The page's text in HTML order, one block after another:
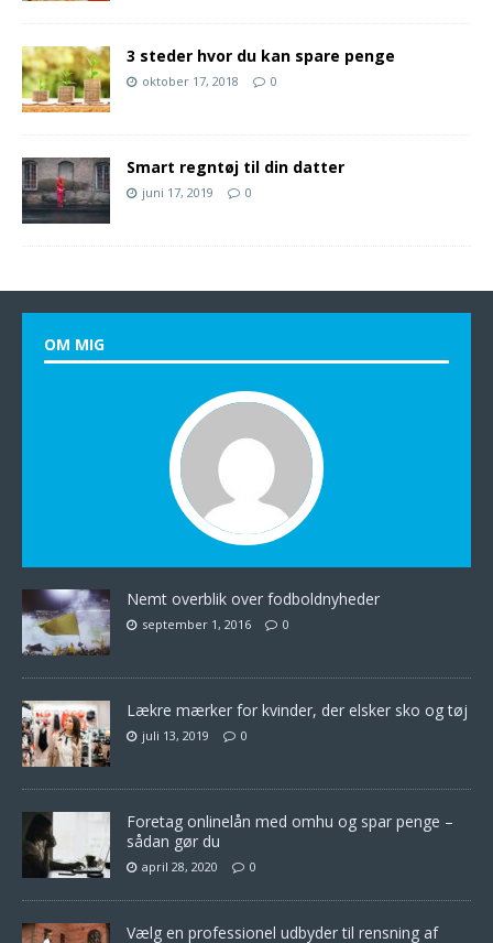
3 steder hvor du kan spare penge
oktober 17, 2018 0
Smart regntøj til din datter
juni 17, 2019 0
OM MIG
Nemt overblik over fodboldnyheder
september 1, 2016 0
Lækre mærker for kvinder, der elsker sko og tøj
juli 13, 2019 0
Foretag onlinelån med omhu og spar penge –
sådan gør du
april 28, 2020 0
Vælg en professionel udbyder til rensning af